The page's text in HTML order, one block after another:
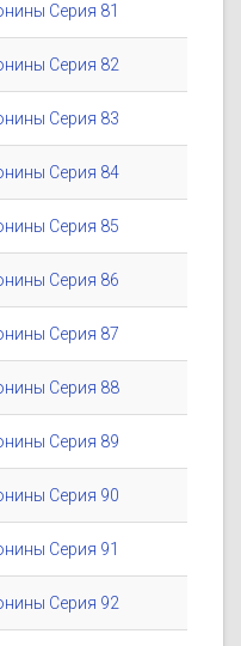
Серия 81
Серия 82
Серия 83
Серия 84
Серия 85
Серия 86
Серия 87
Серия 88
Серия 89
Серия 90
Серия 91
Серия 92